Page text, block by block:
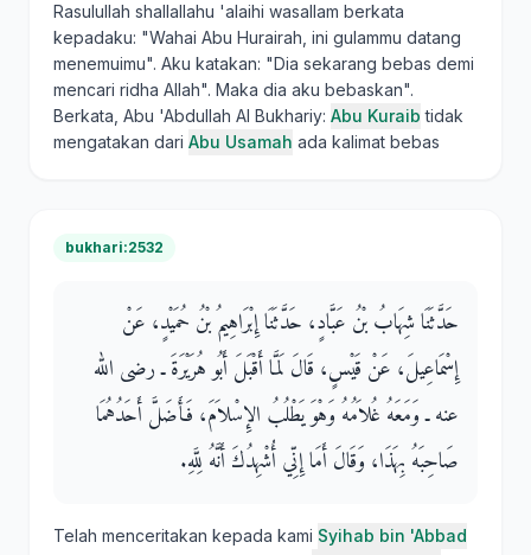
Rasulullah shallallahu 'alaihi wasallam berkata
kepadaku: "Wahai Abu Hurairah, ini gulammu datang
menemuimu". Aku katakan: "Dia sekarang bebas demi
mencari ridha Allah". Maka dia aku bebaskan".
Berkata, Abu 'Abdullah Al Bukhariy: Abu Kuraib tidak
mengatakan dari Abu Usamah ada kalimat bebas
bukhari:2532
حَدَّثَنَا شِهَابُ بْنُ عَبَّادٍ، حَدَّثَنَا إِبْرَاهِيمُ بْنُ حُمَيْدٍ، عَنْ
إِسْمَاعِيلَ، عَنْ قَيْسٍ، قَالَ لَمَّا أَقْبَلَ أَبُو هُرَيْرَةَ ـ رضى الله
عنه ـ وَمَعَهُ غُلاَمُهُ وَهْوَ يَطْلُبُ الإِسْلاَمَ، فَأَضَلَّ أَحَدُهُمَا
صَاحِبَهُ بِهَذَا، وَقَالَ أَمَا إِنِّي أُشْهِدُكَ أَنَّهُ لِلَّهِ‏.‏
Telah menceritakan kepada kami Syihab bin 'Abbad